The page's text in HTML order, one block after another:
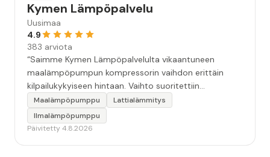
Kymen Lämpöpalvelu
Uusimaa
4.9
383 arviota
“Saimme Kymen Lämpöpalvelulta vikaantuneen
maalämpöpumpun kompressorin vaihdon erittäin
kilpailukykyiseen hintaan. Vaihto suoritettiin
ammattitaidolla ja ystävällisellä palveluasenteella.
Samalla käynnillä huomattu pikkuvika korjattiin myös.
Jäi tunne että oltiin aidosti kiinnostuneita siitä, että
Maalämpöpumppu
Lattialämmitys
Ilmalämpöpumppu
Päivitetty 4.8.2026